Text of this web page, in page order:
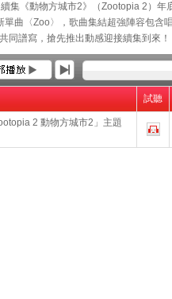
集《動物方城市2》（Zootopia 2）
單曲〈Zoo〉，歌曲集結超強陣容包
同譜寫，搶先推出動感迎接續集到來！
試聽
2 動物方城市2」主題